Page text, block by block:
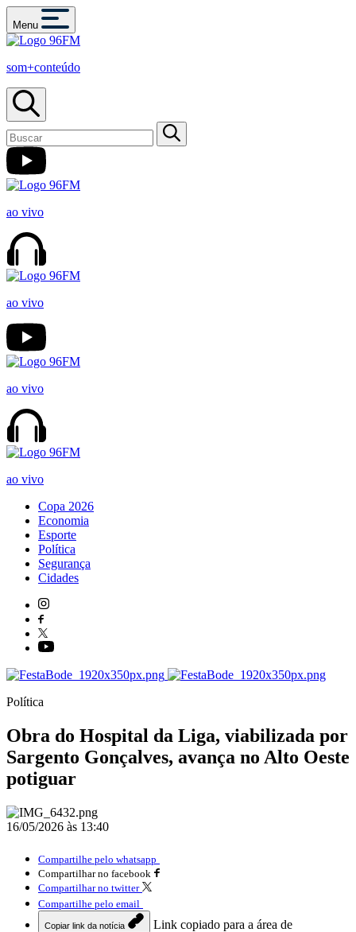
Menu
som+conteúdo
ao vivo
ao vivo
ao vivo
ao vivo
Copa 2026
Economia
Esporte
Política
Segurança
Cidades
Política
Obra do Hospital da Liga, viabilizada por
Sargento Gonçalves, avança no Alto Oeste
potiguar
16/05/2026 às 13:40
Compartilhe pelo whatsapp
Compartilhar no facebook
Compartilhar no twitter
Compartilhe pelo email
Copiar link da notícia
Link copiado para a área de